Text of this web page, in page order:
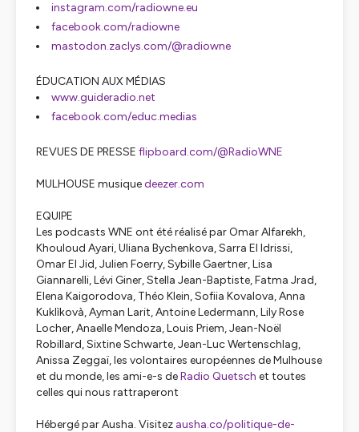
instagram.com/radiowne.eu
facebook.com/radiowne
mastodon.zaclys.com/@radiowne
ÉDUCATION AUX MÉDIAS
www.guideradio.net
facebook.com/educ.medias
REVUES DE PRESSE flipboard.com/@RadioWNE
MULHOUSE musiquedeezer.com
EQUIPE
Les podcasts WNE ont été réalisé par Omar Alfarekh,
Khouloud Ayari, Uliana Bychenkova, Sarra El Idrissi,
Omar El Jid, Julien Foerry, Sybille Gaertner, Lisa
Giannarelli, Lévi Giner, Stella Jean-Baptiste, Fatma Jrad,
Elena Kaigorodova, Théo Klein, Sofiia Kovalova, Anna
Kuklìkovà, Ayman Larit, Antoine Ledermann, Lily Rose
Locher, Anaelle Mendoza, Louis Priem, Jean-Noël
Robillard, Sixtine Schwarte, Jean-Luc Wertenschlag,
Anissa Zeggaï, les volontaires européennes de Mulhouse
et du monde, les ami-e-s deRadio Quetsch et toutes
celles qui nous rattraperont
Hébergé par Ausha. Visitez ausha.co/politique-de-